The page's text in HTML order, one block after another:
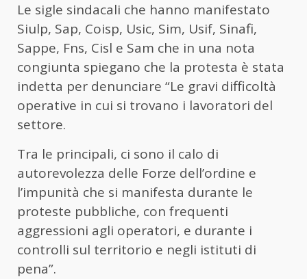
Le sigle sindacali che hanno manifestato
Siulp, Sap, Coisp, Usic, Sim, Usif, Sinafi,
Sappe, Fns, Cisl e Sam che in una nota
congiunta spiegano che la protesta è stata
indetta per denunciare “Le gravi difficoltà
operative in cui si trovano i lavoratori del
settore.
Tra le principali, ci sono il calo di
autorevolezza delle Forze dell’ordine e
l’impunità che si manifesta durante le
proteste pubbliche, con frequenti
aggressioni agli operatori, e durante i
controlli sul territorio e negli istituti di
pena”.